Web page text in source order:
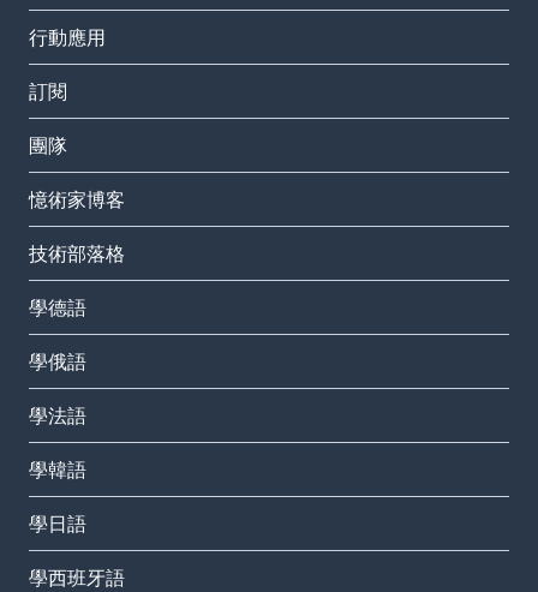
行動應用
訂閱
團隊
憶術家博客
技術部落格
學德語
學俄語
學法語
學韓語
學日語
學西班牙語